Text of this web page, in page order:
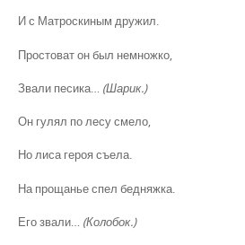
И с Матроскиным дружил.
Простоват он был немножко,
Звали песика… (Шарик.)
Он гулял по лесу смело,
Но лиса героя съела.
На прощанье спел бедняжка.
Его звали… (Колобок.)